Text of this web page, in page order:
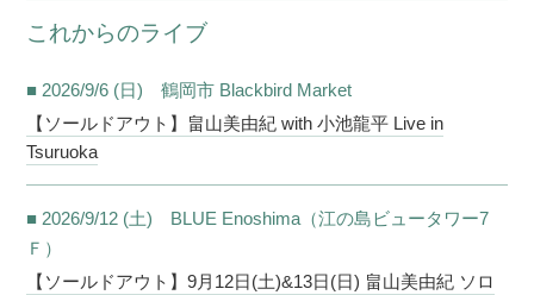
これからのライブ
■ 2026/9/6 (日) 鶴岡市 Blackbird Market
【ソールドアウト】畠山美由紀 with 小池龍平 Live in
Tsuruoka
■ 2026/9/12 (土) BLUE Enoshima（江の島ビュータワー7
Ｆ）
【ソールドアウト】9月12日(土)&13日(日) 畠山美由紀 ソロ